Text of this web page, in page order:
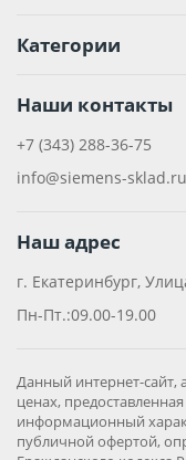
Категории
Наши контакты
+7 (343) 288-36-75
info@siemens-sklad.ru
Наш адрес
г. Екатеринбург,
Пн-Пт.:09.00-19.00
Данный интернет-сайт,
ценах,
информационный
публичной офертой,